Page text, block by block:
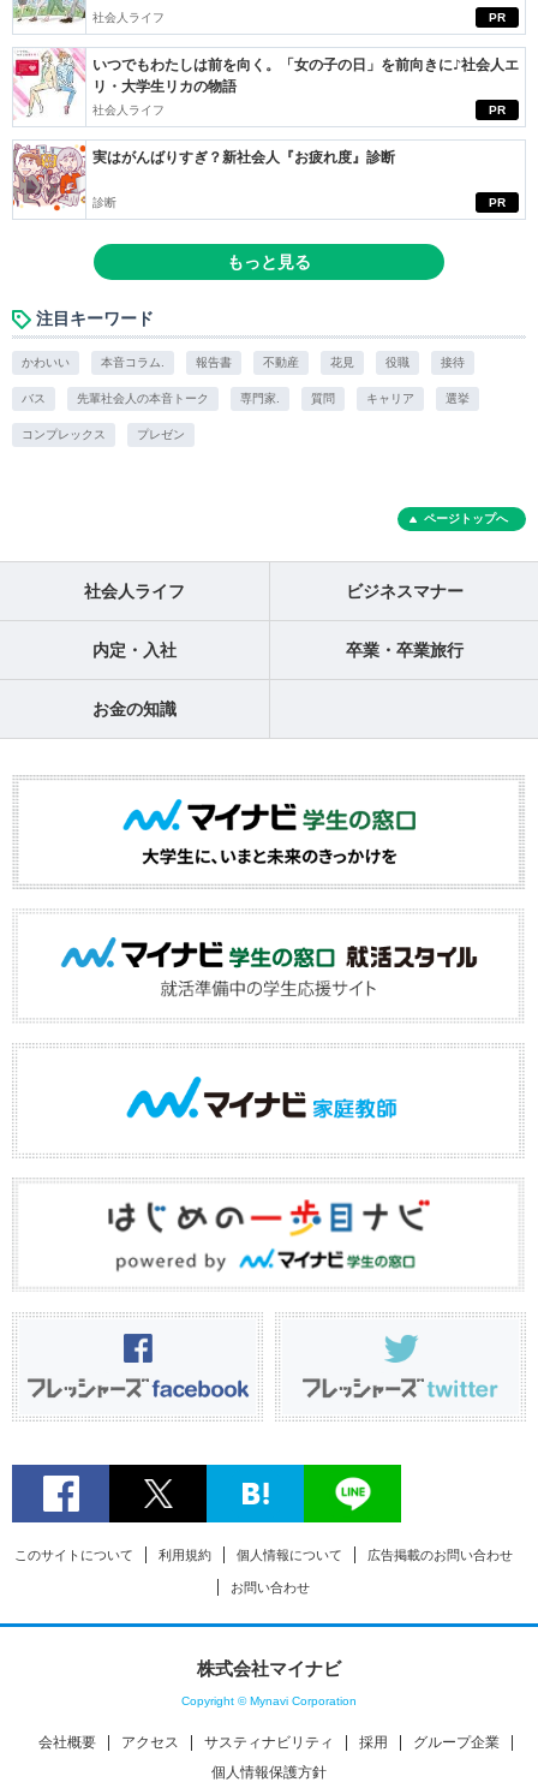
PR
社会人ライフ
PR
いつでもわたしは前を向く。「女の子の日」を前向きに♪社会人エ
リ・大学生リカの物語
社会人ライフ
PR
実はがんばりすぎ？新社会人『お疲れ度』診断
診断
もっと見る
注目キーワード
かわいい 本音コラム. 報告書 不動産 花見 役職 接待
バス 先輩社会人の本音トーク 専門家. 質問 キャリア 選挙
コンプレックス プレゼン
ページトップへ
社会人ライフ ビジネスマナー
内定・入社 卒業・卒業旅行
お金の知識
このサイトについて 利用規約 個人情報について 広告掲載のお問い合わせ
お問い合わせ
株式会社マイナビ
Copyright © Mynavi Corporation
会社概要 アクセス サスティナビリティ 採用
グループ企業
個人情報保護方針